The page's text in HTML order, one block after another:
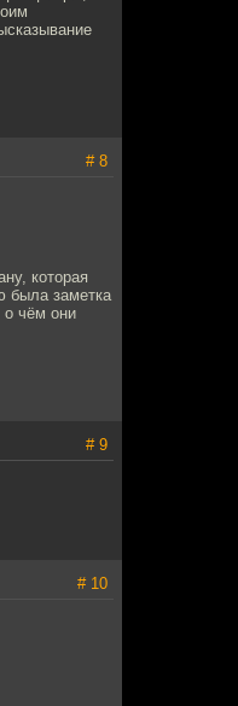
# 8
которая
была заметка
о чём они
# 9
# 10